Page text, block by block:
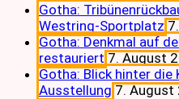
Gotha:
Westring-Sportplatz
Gotha: Denkmal auf
restauriert 7. August
Gotha: Blick hinter die
Ausstellung 7. August